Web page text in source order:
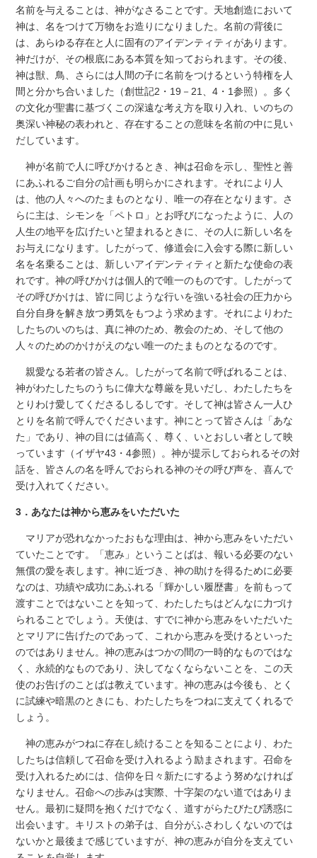
名前を与えることは、神がなさることです。天地創造において
神は、名をつけて万物をお造りになりました。名前の背後に
は、あらゆる存在と人に固有のアイデンティティがあります。
神だけが、その根底にある本質を知っておられます。その後、
神は獣、鳥、さらには人間の子に名前をつけるという特権を人
間と分かち合いました（創世記2・19－21、4・1参照）。多く
の文化が聖書に基づくこの深遠な考え方を取り入れ、いのちの
奥深い神秘の表われと、存在することの意味を名前の中に見い
だしています。
神が名前で人に呼びかけるとき、神は召命を示し、聖性と善
にあふれるご自分の計画も明らかにされます。それにより人
は、他の人々へのたまものとなり、唯一の存在となります。さ
らに主は、シモンを「ペトロ」とお呼びになったように、人の
人生の地平を広げたいと望まれるときに、その人に新しい名を
お与えになります。したがって、修道会に入会する際に新しい
名を名乗ることは、新しいアイデンティティと新たな使命の表
れです。神の呼びかけは個人的で唯一のものです。したがって
その呼びかけは、皆に同じような行いを強いる社会の圧力から
自分自身を解き放つ勇気をもつよう求めます。それによりわた
したちのいのちは、真に神のため、教会のため、そして他の
人々のためのかけがえのない唯一のたまものとなるのです。
親愛なる若者の皆さん。したがって名前で呼ばれることは、
神がわたしたちのうちに偉大な尊厳を見いだし、わたしたちを
とりわけ愛してくださるしるしです。そして神は皆さん一人ひ
とりを名前で呼んでくださいます。神にとって皆さんは「あな
た」であり、神の目には値高く、尊く、いとおしい者として映
っています（イザヤ43・4参照）。神が提示しておられるその対
話を、皆さんの名を呼んでおられる神のその呼び声を、喜んで
受け入れてください。
3．あなたは神から恵みをいただいた
マリアが恐れなかったおもな理由は、神から恵みをいただい
ていたことです。「恵み」ということばは、報いる必要のない
無償の愛を表します。神に近づき、神の助けを得るために必要
なのは、功績や成功にあふれる「輝かしい履歴書」を前もって
渡すことではないことを知って、わたしたちはどんなに力づけ
られることでしょう。天使は、すでに神から恵みをいただいた
とマリアに告げたのであって、これから恵みを受けるといった
のではありません。神の恵みはつかの間の一時的なものではな
く、永続的なものであり、決してなくならないことを、この天
使のお告げのことばは教えています。神の恵みは今後も、とく
に試練や暗黒のときにも、わたしたちをつねに支えてくれるで
しょう。
神の恵みがつねに存在し続けることを知ることにより、わた
したちは信頼して召命を受け入れるよう励まされます。召命を
受け入れるためには、信仰を日々新たにするよう努めなければ
なりません。召命への歩みは実際、十字架のない道ではありま
せん。最初に疑問を抱くだけでなく、道すがらたびたび誘惑に
出会います。キリストの弟子は、自分がふさわしくないのでは
ないかと最後まで感じていますが、神の恵みが自分を支えてい